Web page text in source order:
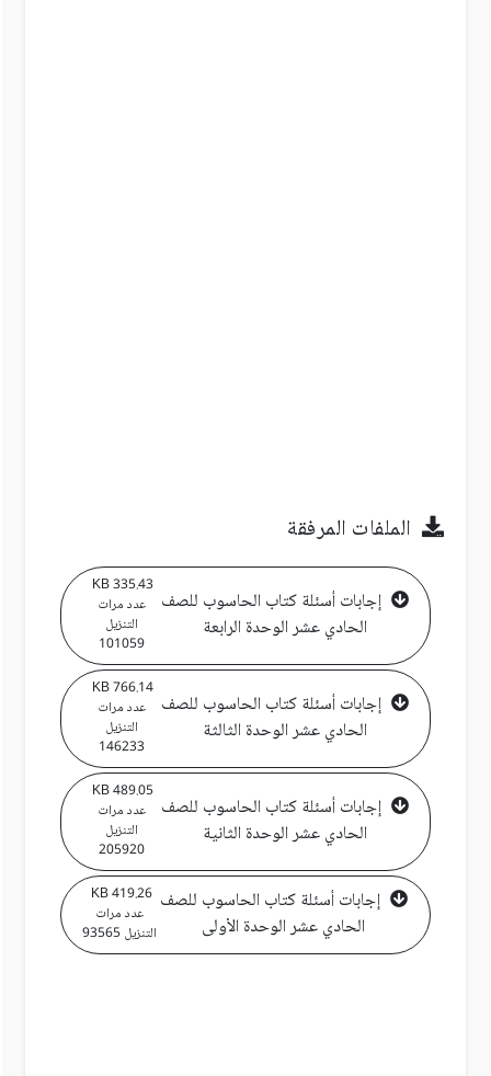
الملفات المرفقة
إجابات أسئلة كتاب الحاسوب للصف
الحادي عشر الوحدة الرابعة
335.43 KB
عدد مرات
التنزيل
101059
إجابات أسئلة كتاب الحاسوب للصف
الحادي عشر الوحدة الثالثة
766.14 KB
عدد مرات
التنزيل
146233
إجابات أسئلة كتاب الحاسوب للصف
الحادي عشر الوحدة الثانية
489.05 KB
عدد مرات
التنزيل
205920
إجابات أسئلة كتاب الحاسوب للصف
الحادي عشر الوحدة الأولى
419.26 KB
عدد مرات
التنزيل 93565